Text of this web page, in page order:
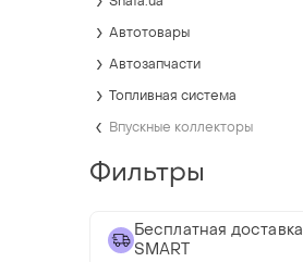
Автотовары
Автозапчасти
Топливная система
Впускные коллекторы
Фильтры
Бесплатная доставка
SMART